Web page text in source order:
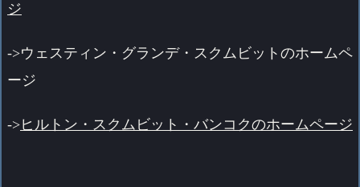
ジ
->ウェスティン・グランデ・スクムビットのホームペ
ージ
->ヒルトン・スクムビット・バンコクのホームページ